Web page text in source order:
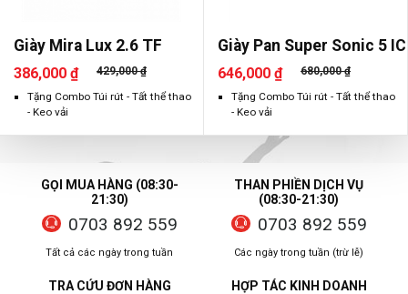
Giày Mira Lux 2.6 TF
386,000 ₫ 429,000 ₫
Tặng Combo Túi rút - Tất thể thao
- Keo vải
Giày Pan Super Sonic 5 IC
646,000 ₫ 680,000 ₫
Tặng Combo Túi rút - Tất thể thao
- Keo vải
GỌI MUA HÀNG (08:30-
21:30)
0703 892 559
Tất cả các ngày trong tuần
THAN PHIỀN DỊCH VỤ
(08:30-21:30)
0703 892 559
Các ngày trong tuần (trừ lễ)
TRA CỨU ĐƠN HÀNG HỢP TÁC KINH DOANH